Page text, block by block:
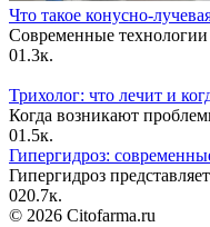
Что такое конусно-
Современные
01.3к.
Трихолог: что лечит и
Когда возникают
01.5к.
Гипергидроз:
Гипергидроз
020.7к.
© 2026 Citofarma.ru